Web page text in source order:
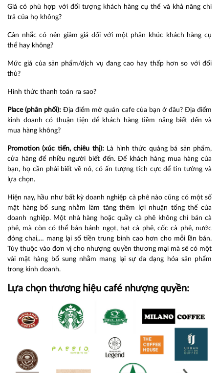
Giá có phù hợp với đối tượng khách hàng cụ thể và khả năng chi
trả của họ không?
Cân nhắc có nên giảm giá đối với một phân khúc khách hàng cụ
thể hay không?
Mức giá của sản phẩm/dịch vụ đang cao hay thấp hơn so với đối
thủ?
Hình thức thanh toán ra sao?
Place (phân phối): Địa điểm mở quán cafe của bạn ở đâu? Địa điểm
kinh doanh có thuận tiện để khách hàng tiềm năng biết đến và
mua hàng không?
Promotion (xúc tiến, chiêu thị):Là hình thức quảng bá sản phẩm,
cửa hàng để nhiều người biết đến. Để khách hàng mua hàng của
bạn, họ cần phải biết về nó, có ấn tượng tích cực để tin tưởng và
lựa chọn.
Hiện nay, hầu như bất kỳ doanh nghiệp cà phê nào cũng có một số
mặt hàng bổ sung nhằm làm tăng thêm lợi nhuận tổng thể của
doanh nghiệp. Một nhà hàng hoặc quầy cà phê không chỉ bán cà
phê, mà còn có thể bán bánh ngọt, hạt cà phê, cốc cà phê, nước
đóng chai,… mang lại số tiền trung bình cao hơn cho mỗi lần bán.
Tùy thuộc vào đơn vị cho nhượng quyền thương mại mà sẽ có một
vài mặt hàng bổ sung nhằm mang lại sự đa dạng hóa sản phẩm
trong kinh doanh.
Lựa chọn thương hiệu café nhượng quyền: